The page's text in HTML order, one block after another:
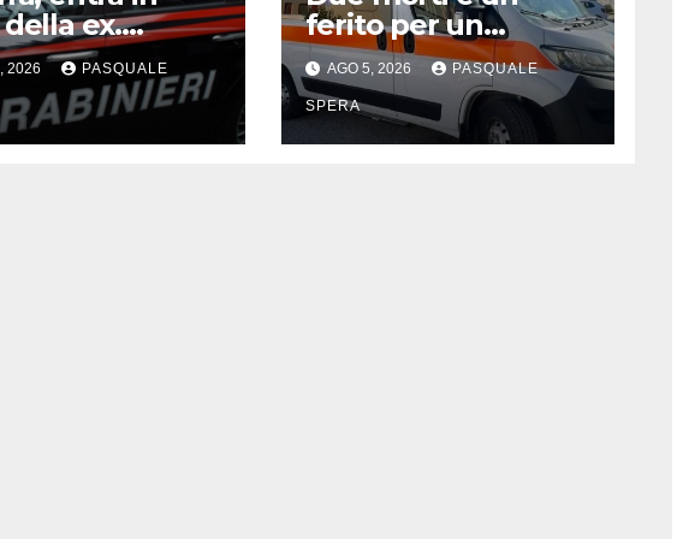
della ex.
2026 PASQUALE
ferito per un
incidente a
Benevento
AGO 5, 2026 PASQUALE
SPERA